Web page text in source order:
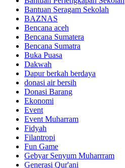
Bantuan Seragam Sekolah
BAZNAS
Bencana aceh
Bencana Sumatera
Bencana Sumatra
Buka Puasa
Dakwah
Dapur berkah berdaya
donasi air bersih
Donasi Barang
Ekonomi
Event
Event Muharram
Fidyah
Filantropi
Fun Game
Gebyar Senyum Muharrram
Generasi Qur'ani